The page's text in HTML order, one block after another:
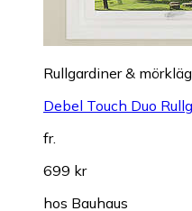
Rullgardiner &
Debel Touch Duo
fr.
699 kr
hos Bauhaus